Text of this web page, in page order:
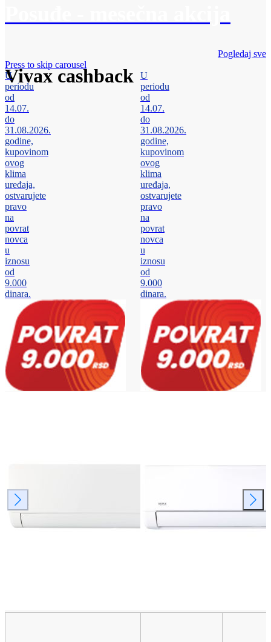
Vivax cashback
Pogledaj sve
Press to skip carousel
U
periodu
od
14.07.
do
31.08.2026.
godine,
kupovinom
ovog
klima
uređaja,
ostvarujete
pravo
na
povrat
novca
u
iznosu
od
9.000
dinara.
U
periodu
od
14.07.
do
31.08.2026.
godine,
kupovinom
ovog
klima
uređaja,
ostvarujete
pravo
na
povrat
novca
u
iznosu
od
9.000
dinara.